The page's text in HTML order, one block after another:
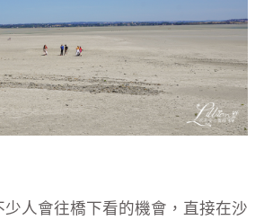
人會往橋下看的機會，直接在沙